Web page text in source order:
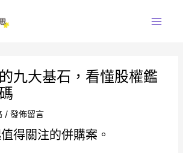
九大基石，看懂股權鑑
/ 發佈留言
得關注的併購案。